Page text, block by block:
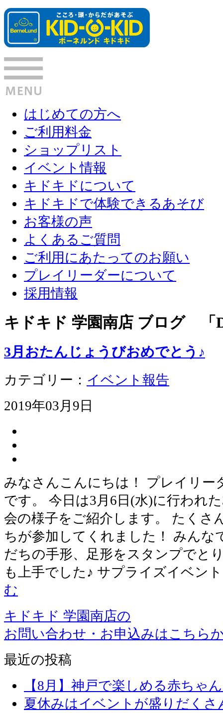
はじめての方へ
ご利用料金
ショップリスト
イベント情報
キドキドについて
キドキドで体験できるあそび
お客様の声
よくあるご質問
ご利用にあたってのお願い
プレイリーダーについて
採用情報
キドキド 学園南店 ブログ 「
3月おたんじょうびおめでとう♪
カテゴリー： イベント報告
2019年03月9日
みなさんこんにちは！ プレイリー
です。 今日は3月6日(水)に行われ
会の様子をご紹介します。 たくさ
ちが参加してくれました！ みんな
だちの手形、足形をスタンプでと
も上手でした♪ サプライズイベン
む
キドキド 学園南店の
お問い合わせ・お申込みはこちら
最近の投稿
【8月】神戸で楽しめる赤ちゃ
夏休みはイベントが盛りだくさ